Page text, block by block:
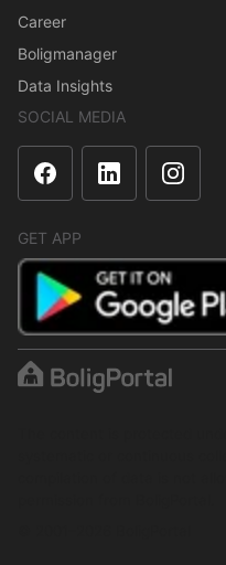
Career
Boligmanager
Data Insights
SOCIAL MEDIA
GET APP